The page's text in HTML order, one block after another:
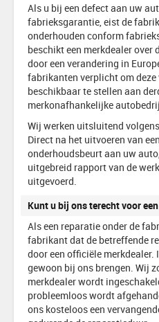
Als u bij een defect aan uw
fabrieksgarantie, eist de
onderhouden conform
beschikt een merkdealer over
door een verandering in
fabrikanten verplicht om
beschikbaar te stellen aan
merkonafhankelijke
Wij werken uitsluitend
Direct na het uitvoeren van
onderhoudsbeurt aan uw
uitgebreid rapport van de
uitgevoerd.
Kunt u bij ons terecht voor
Als een reparatie onder de
fabrikant dat de betreffende
door een officiële merkdealer.
gewoon bij ons brengen. Wij
merkdealer wordt
probleemloos wordt
ons kosteloos een